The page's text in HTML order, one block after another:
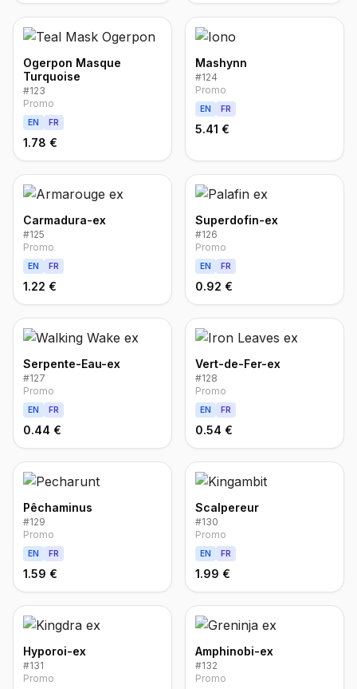
Ogerpon Masque
Turquoise
#123
Promo
EN FR
1.78 €
Mashynn
#124
Promo
EN FR
5.41 €
Carmadura-ex
#125
Promo
EN FR
1.22 €
Superdofin-ex
#126
Promo
EN FR
0.92 €
Serpente-Eau-ex
#127
Promo
EN FR
0.44 €
Vert-de-Fer-ex
#128
Promo
EN FR
0.54 €
Pêchaminus
#129
Promo
EN FR
1.59 €
Scalpereur
#130
Promo
EN FR
1.99 €
Hyporoi-ex
#131
Promo
Amphinobi-ex
#132
Promo